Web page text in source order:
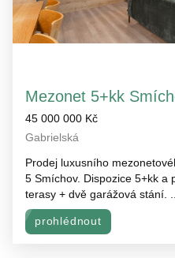
Mezonet 5+kk
45 000 000 Kč
Gabrielská
Prodej luxusního
5 Smíchov. Dispozice 5+kk a
terasy + dvě garážová stání.
prohlédnout